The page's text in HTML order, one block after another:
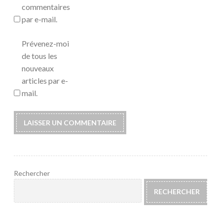
commentaires
par e-mail.
Prévenez-moi
de tous les
nouveaux
articles par e-
mail.
Rechercher
RECHERCHER